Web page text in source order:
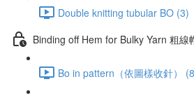
Double knitting tubular BO (3)
Binding off Hem for Bulky Yarn 粗線
Bo in pattern（依圖樣收針）